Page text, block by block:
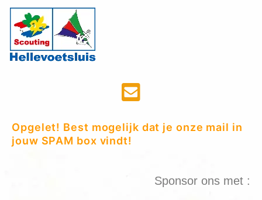
Opgelet! Best mogelijk dat je onze mail in
jouw SPAM box vindt!
Sponsor ons met :